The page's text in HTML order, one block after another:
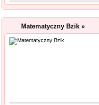
Matematyczny Bzik »